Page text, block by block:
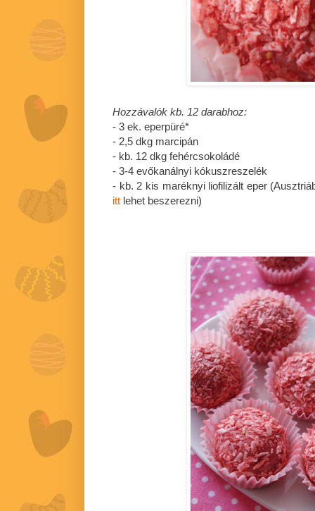
Hozzávalók kb. 12 darabhoz:
- 3 ek. eperpüré*
- 2,5 dkg marcipán
- kb. 12 dkg fehércsokoládé
- 3-4 evőkanálnyi kókuszreszelék
- kb. 2 kis maréknyi liofilizált eper
itt lehet beszerezni)